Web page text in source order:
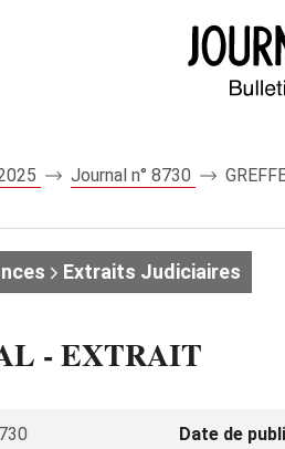
Journal n° 8730
Extraits Judiciaires
- EXTRAIT
Date de